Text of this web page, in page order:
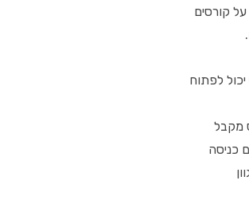
קורסים
לפתוח
מקבל
כניסה